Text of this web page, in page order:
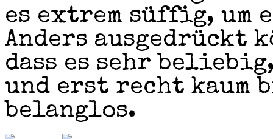
es extrem süffig, um
Anders ausgedrückt
dass es sehr
und erst recht kaum
belanglos.